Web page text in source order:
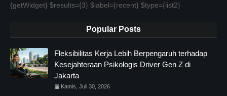
{getWidget} $results={3} $label={recent} $type={list2}
Popular Posts
Fleksibilitas Kerja Lebih Berpengaruh terhadap
Kesejahteraan Psikologis Driver Gen Z di
Jakarta
Kamis, Juli 30, 2026